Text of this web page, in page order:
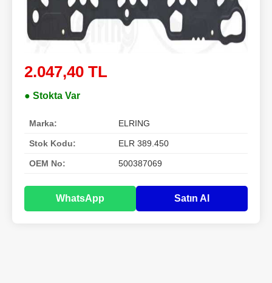
2.047,40 TL
● Stokta Var
Marka: ELRING
Stok Kodu: ELR 389.450
OEM No: 500387069
WhatsApp Satın Al